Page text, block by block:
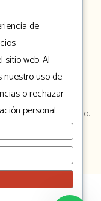
informado.
de
sitio web. Al
nuestro uso de
o rechazar
personal.